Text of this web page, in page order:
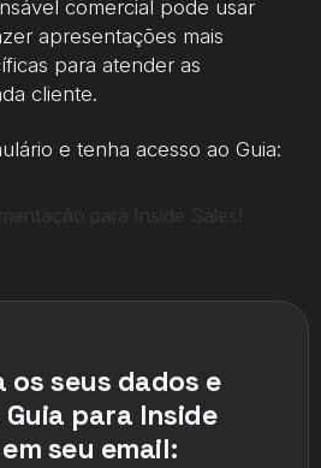
comercial pode usar
apresentações mais
para atender as
cliente.
e tenha acesso ao Guia:
os seus dados e
para Inside
seu email: